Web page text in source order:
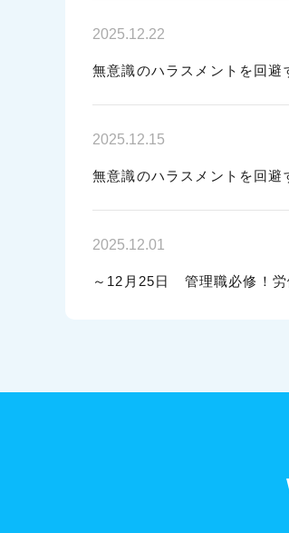
2025.12.22
無意識のハラスメントを回避
2025.12.15
無意識のハラスメントを回避
2025.12.01
～12月25日 管理職必修！労